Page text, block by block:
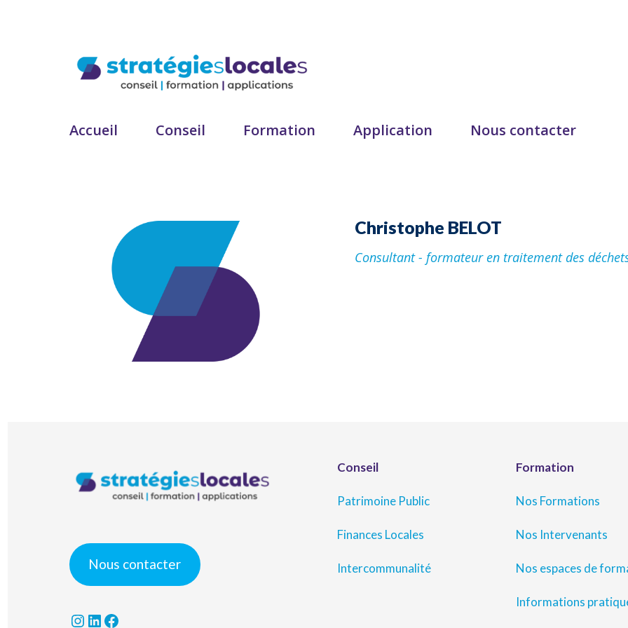
Accueil Conseil Formation Application Nous contacter
Christophe BELOT
Consultant - formateur en traitement des
Nous contacter
Instagram LinkedIn Facebook
Conseil
Patrimoine Public
Finances Locales
Intercommunalité
Formation
Nos Formations
Nos Intervenants
Nos espaces de
Informations